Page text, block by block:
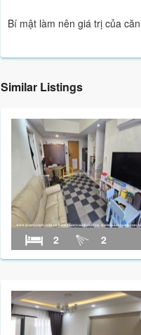
Bí mật làm nên giá trị của
Similar Listings
2 2